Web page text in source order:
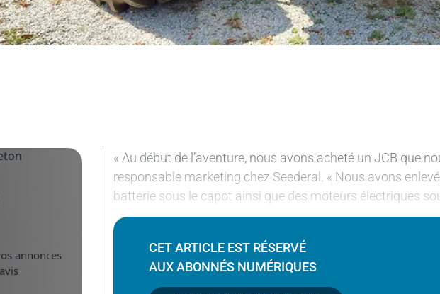
« Au début de l’aventure, nous avons acheté un JCB que
responsable marketing chez Seederal. « Nous avons
batterie sous le capot ainsi que des moteurs électriques
CET ARTICLE EST RÉSERVÉ
AUX ABONNÉS NUMÉRIQUES
annonces